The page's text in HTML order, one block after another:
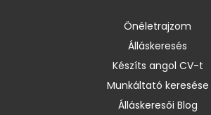
Önéletrajzom
Álláskeresés
Készíts angol CV-t
Munkáltató keresése
Álláskeresői Blog